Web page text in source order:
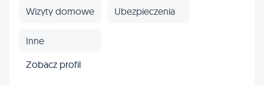
Wizyty domowe Ubezpieczenia
Inne
Zobacz profil